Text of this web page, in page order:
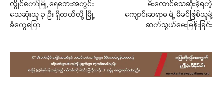
လွိုင်ကော်မြို့ ရေဘေးအတွင်း
သေဆုံးသူ ၃ ဦး ရှိတယ်လို့ မြို့
ခံ‌တွေပြော
မီးလောင်သေဆုံးခဲ့ရတဲ့
ကျောင်းဆရာမ ရဲ့ မိခင်ဖြစ်သူနဲ့
ဆက်သွယ်မေးမြန်းခြင်း